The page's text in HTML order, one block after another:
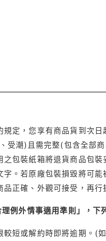
規定，您享有商品貨到次
受潮)且需完整(包含全部
之包裝紙箱將退貨商品包
字。若原廠包裝損毀將可
正確、外觀可接受，再
例外情事適用準則」，下
較短或解約時即將逾期。(